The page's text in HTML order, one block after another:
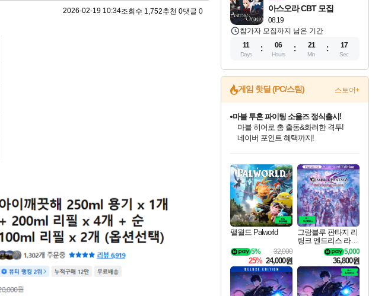
2026-02-19 10:34조회수 1,752추천 0댓글 0
08.19
아스오라 CBT 모집
참가자 모집까지 남은 기간
11
Days
06
Hours
21
Min
16
Sec
게임 핫딜 (PC/스팀) 스토어+
최대 90% 할인가를 만나보세요!
네이버혜택과 함께 만나보세요!
50%할인&추가 적립까지!
마블 투혼 파이팅 소울즈 정식출시!
마블 히어로 총 출동&화려한 격투!
네이버 포인트 혜택까지!
귀무자: 검의 길 예약 판매 중!
10% 할인과
네이버 혜택가와 함께 예약하세요!
할인&네이버혜택으로 만나보세요!
네이버페이 혜택과 만나보세요!
40주년 프로모션으로 만나보세요!
할인가에 만나보세요!
일부 에디션 상시 할인!
혜택으로 예약 판매 중
편안하게 충전하세요
팰월드 Palworld
32,000
5%
25% 24,000원
그랑블루 판타지 리
링크 엔드리스 라그
나로크 업그레이드
킷 Granblue Fantasy
Relink Endless Ragn
arok Upgrade Kit DL
C
5,000
36,800원